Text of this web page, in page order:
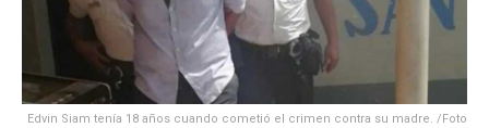
Edvin Siam tenía 18 años cuando cometió el crimen contra su madre. /Foto